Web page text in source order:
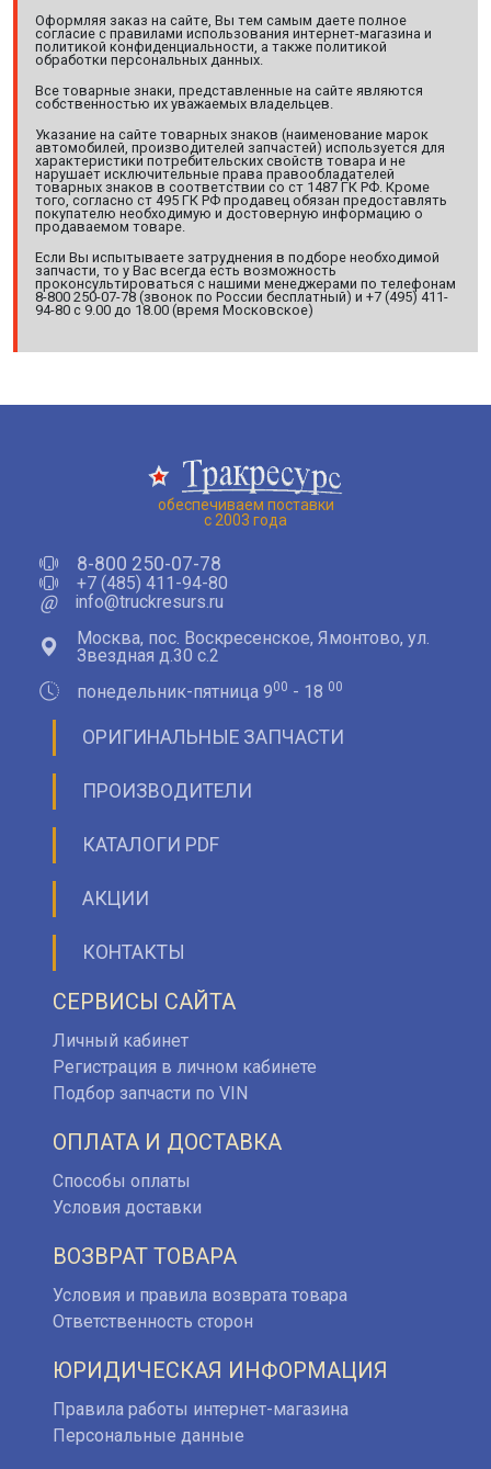
Оформляя заказ на сайте, Вы тем самым даете полное
согласие с правилами использования интернет-магазина и
политикой конфиденциальности, а также политикой
обработки персональных данных.
Все товарные знаки, представленные на сайте являются
собственностью их уважаемых владельцев.
Указание на сайте товарных знаков (наименование марок
автомобилей, производителей запчастей) используется для
характеристики потребительских свойств товара и не
нарушает исключительные права правообладателей
товарных знаков в соответствии со ст 1487 ГК РФ. Кроме
того, согласно ст 495 ГК РФ продавец обязан предоставлять
покупателю необходимую и достоверную информацию о
продаваемом товаре.
Если Вы испытываете затруднения в подборе необходимой
запчасти, то у Вас всегда есть возможность
проконсультироваться с нашими менеджерами по телефонам
8-800 250-07-78 (звонок по России бесплатный) и +7 (495) 411-
94-80 с 9.00 до 18.00 (время Московское)
обеспечиваем поставки
с 2003 года
8-800 250-07-78
+7 (485) 411-94-80
@
info@truckresurs.ru
Москва, пос. Воскресенское, Ямонтово, ул.
Звездная д.30 с.2
понедельник-пятница 900 - 18 00
ОРИГИНАЛЬНЫЕ ЗАПЧАСТИ
ПРОИЗВОДИТЕЛИ
КАТАЛОГИ PDF
АКЦИИ
КОНТАКТЫ
СЕРВИСЫ САЙТА
Личный кабинет
Регистрация в личном кабинете
Подбор запчасти по VIN
ОПЛАТА И ДОСТАВКА
Способы оплаты
Условия доставки
ВОЗВРАТ ТОВАРА
Условия и правила возврата товара
Ответственность сторон
ЮРИДИЧЕСКАЯ ИНФОРМАЦИЯ
Правила работы интернет-магазина
Персональные данные